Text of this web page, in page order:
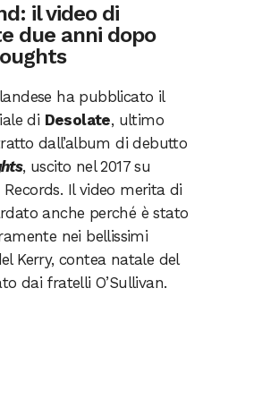
il video di
due anni dopo
ha pubblicato il
di Desolate, ultimo
dall’album di debutto
, uscito nel 2017 su
Il video merita di
anche perché è stato
nei bellissimi
Kerry, contea natale del
dai fratelli O’Sullivan.